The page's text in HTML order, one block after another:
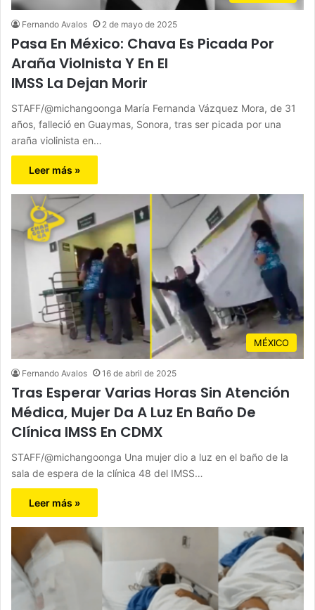
Fernando Avalos 2 de mayo de 2025
Pasa En México: Chava Es Picada Por
Araña Violnista Y En El
IMSS La Dejan Morir
STAFF/@michangoonga María Fernanda Vázquez Mora, de 31
años, falleció en Guaymas, Sonora, tras ser picada por una
araña violinista en…
Leer más »
MÉXICO
Fernando Avalos 16 de abril de 2025
Tras Esperar Varias Horas Sin Atención
Médica, Mujer Da A Luz En Baño De
Clínica IMSS En CDMX
STAFF/@michangoonga Una mujer dio a luz en el baño de la
sala de espera de la clínica 48 del IMSS…
Leer más »